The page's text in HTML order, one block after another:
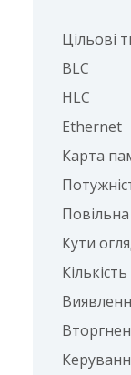
Цільові
BLC
HLC
Ethernet
Карта
Кути